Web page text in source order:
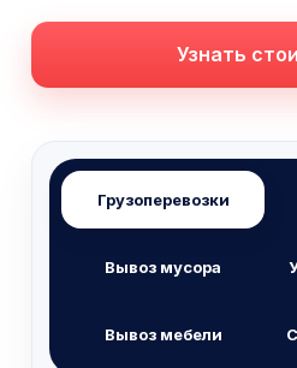
Узнать
Грузоперевозки
Вывоз мусора
Вывоз мебели